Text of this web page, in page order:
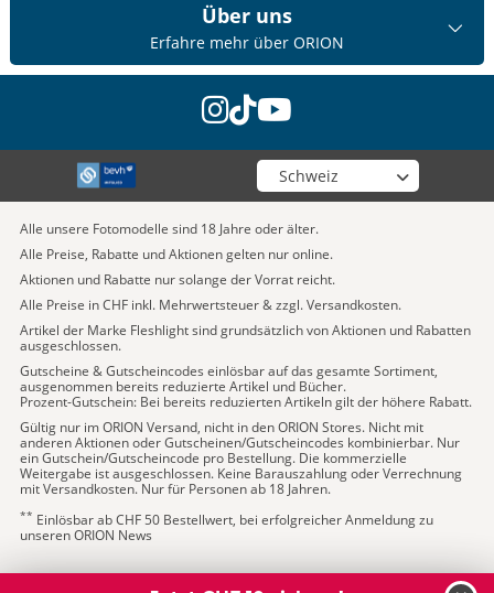
Über uns
Erfahre mehr über ORION
instagram
tiktok
youtube
Wähle deinen Shop
Alle unsere Fotomodelle sind 18 Jahre oder älter.
Alle Preise, Rabatte und Aktionen gelten nur online.
Aktionen und Rabatte nur solange der Vorrat reicht.
Alle Preise in CHF inkl. Mehrwertsteuer & zzgl. Versandkosten.
Artikel der Marke Fleshlight sind grundsätzlich von Aktionen und Rabatten
ausgeschlossen.
Gutscheine & Gutscheincodes einlösbar auf das gesamte Sortiment,
ausgenommen bereits reduzierte Artikel und Bücher.
Prozent-Gutschein: Bei bereits reduzierten Artikeln gilt der höhere Rabatt.
Gültig nur im ORION Versand, nicht in den ORION Stores. Nicht mit
anderen Aktionen oder Gutscheinen/Gutscheincodes kombinierbar. Nur
ein Gutschein/Gutscheincode pro Bestellung. Die kommerzielle
Weitergabe ist ausgeschlossen. Keine Barauszahlung oder Verrechnung
mit Versandkosten. Nur für Personen ab 18 Jahren.
** Einlösbar ab CHF 50 Bestellwert, bei erfolgreicher Anmeldung zu
unseren ORION News